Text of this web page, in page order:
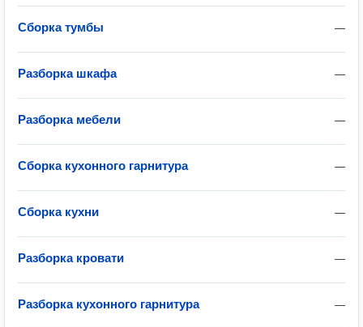
—
Сборка тумбы
—
Разборка шкафа
—
Разборка мебели
—
Сборка кухонного гарнитура
—
Сборка кухни
—
Разборка кровати
—
Разборка кухонного гарнитура